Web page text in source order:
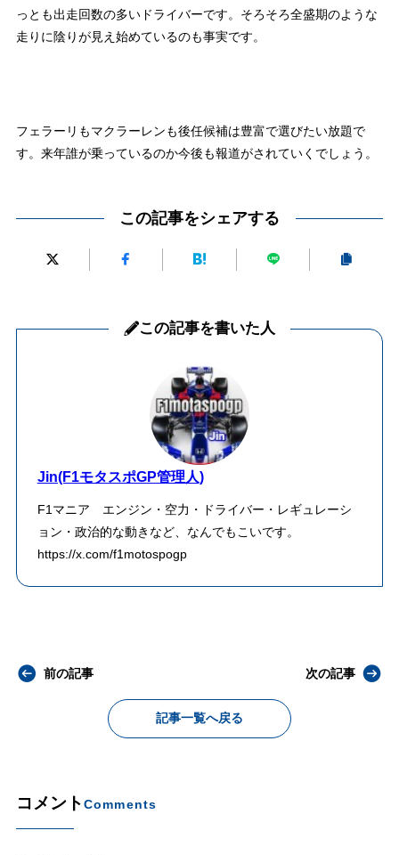
っとも出走回数の多いドライバーです。そろそろ全盛期のような
走りに陰りが見え始めているのも事実です。
フェラーリもマクラーレンも後任候補は豊富で選びたい放題で
す。来年誰が乗っているのか今後も報道がされていくでしょう。
この記事をシェアする
この記事を書いた人
Jin(F1モタスポGP管理人)
F1マニア エンジン・空力・ドライバー・レギュレーシ
ョン・政治的な動きなど、なんでもこいです。
https://x.com/f1motospogp
前の記事
記事一覧へ戻る
次の記事
コメントComments